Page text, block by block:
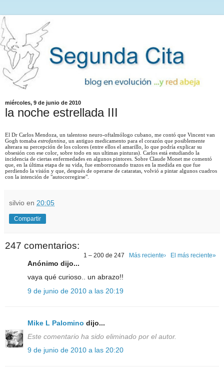
miércoles, 9 de junio de 2010
la noche estrellada III
El Dr Carlos Mendoza, un talentoso neuro-oftalmólogo cubano, me contó que Vincent van
Gogh tomaba estrofantina , un antiguo medicamento para el corazón que posiblemente
alterara su percepción de los colores (entre ellos el amarillo, lo que podría explicar su
obsesión con ese color, sobre todo en sus ultimas pinturas). Carlos está estudiando la
incidencia de ciertas enfermedades en algunos pintores. Sobre Claude Monet me comentó
que, en la última etapa de su vida, fue emborronando trazos en la medida en que fue
perdiendo la visión y que, después de operarse de cataratas, volvió a pintar algunos cuadros
con la intención de "autocorregirse".
silvio en 20:05
Compartir
247 comentarios:
1 – 200 de 247 Más reciente› El más reciente»
Anónimo dijo...
vaya qué curioso.. un abrazo!!
9 de junio de 2010 a las 20:19
Mike L Palomino dijo...
Este comentario ha sido eliminado por el autor.
9 de junio de 2010 a las 20:20